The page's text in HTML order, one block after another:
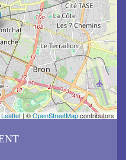
Leaflet| ©OpenStreetMapcontributors